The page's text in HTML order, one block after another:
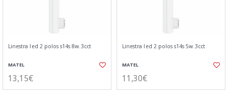
Linestra led 2 polos s14s 8w.3cct
MATEL
13,15€
Linestra led 2 polos s14s 5w.3cct
MATEL
11,30€